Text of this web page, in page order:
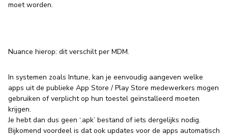
moet worden.
Nuance hierop: dit verschilt per MDM.
In systemen zoals Intune, kan je eenvoudig aangeven welke
apps uit de publieke App Store / Play Store medewerkers mogen
gebruiken of verplicht op hun toestel geïnstalleerd moeten
krijgen.
Je hebt dan dus geen ‘.apk’ bestand of iets dergelijks nodig.
Bijkomend voordeel is dat ook updates voor de apps automatisch